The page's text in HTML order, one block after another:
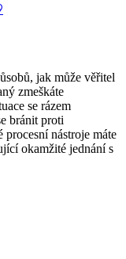
jak může věřitel
zmeškáte
se rázem
bránit proti
nástroje máte
okamžité jednání s